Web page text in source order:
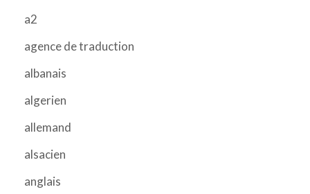
a2
agence de traduction
albanais
algerien
allemand
alsacien
anglais